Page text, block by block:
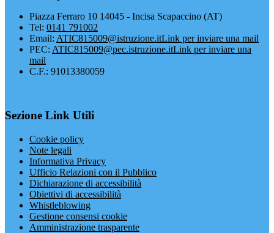
Piazza Ferraro 10 14045 - Incisa Scapaccino (AT)
Tel: 0141 791002
Email: ATIC815009@istruzione.itLink per inviare una mail
PEC: ATIC815009@pec.istruzione.itLink per inviare una
mail
C.F.: 91013380059
Sezione Link Utili
Cookie policy
Note legali
Informativa Privacy
Ufficio Relazioni con il Pubblico
Dichiarazione di accessibilità
Obiettivi di accessibilità
Whistleblowing
Gestione consensi cookie
Amministrazione trasparente